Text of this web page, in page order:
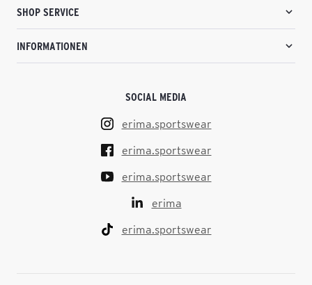
SHOP SERVICE
INFORMATIONEN
SOCIAL MEDIA
erima.sportswear
erima.sportswear
erima.sportswear
erima
erima.sportswear